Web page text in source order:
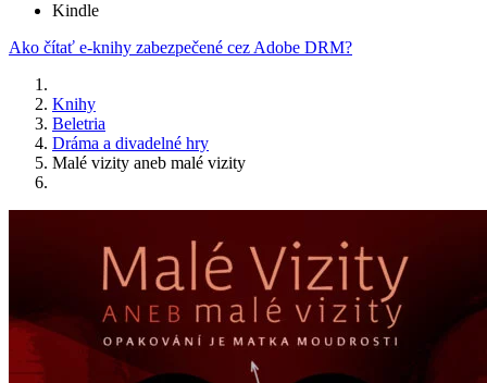
Kindle
Ako čítať e-knihy zabezpečené cez Adobe DRM?
Knihy
Beletria
Dráma a divadelné hry
Malé vizity aneb malé vizity